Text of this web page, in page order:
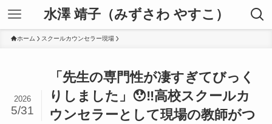
水澤 靖子（みずさわ やすこ）
ホーム スクールカウンセラー現場
「先生の専門性が凄すぎてびっく
りしました」😯‼️高校スクールカ
ウンセラーとして現場の教師がつ
2026
5/31